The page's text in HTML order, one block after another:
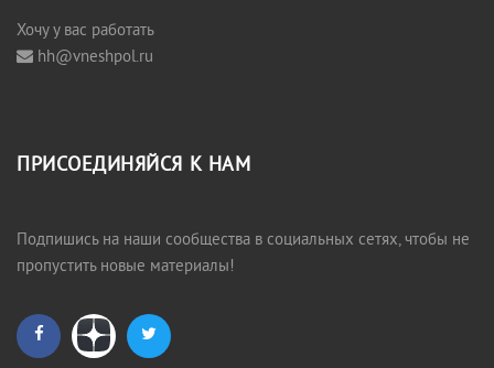
Хочу у вас работать
hh@vneshpol.ru
ПРИСОЕДИНЯЙСЯ К НАМ
Подпишись на наши сообщества в социальных сетях, чтобы не
пропустить новые материалы!